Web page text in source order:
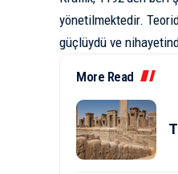
yönetilmektedir.
güçlüydü ve
More Read